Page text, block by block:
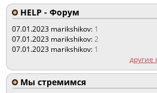
HELP - Форум
07.01.2023 marikshikov: 1
07.01.2023 marikshikov:2
07.01.2023 marikshikov: 1
другие
Мы стремимся